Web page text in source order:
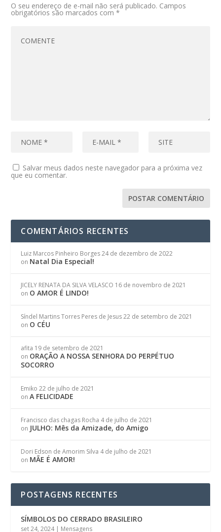
O seu endereço de e-mail não será publicado. Campos
obrigatórios são marcados com*
Salvar meus dados neste navegador para a próxima vez
que eu comentar.
COMENTÁRIOS RECENTES
Luiz Marcos Pinheiro Borges 24 de dezembro de 2022
on Natal Dia Especial!
JICELY RENATA DA SILVA VELASCO 16 de novembro de 2021
on O AMOR É LINDO!
Síndel Martins Torres Peres de Jesus 22 de setembro de 2021
on O CÉU
afita 19 de setembro de 2021
on ORAÇÃO A NOSSA SENHORA DO PERPÉTUO
SOCORRO
Emiko 22 de julho de 2021
onA FELICIDADE
Francisco das chagas Rocha 4 de julho de 2021
on JULHO: Mês da Amizade, do Amigo
Dori Edson de Amorim Silva 4 de julho de 2021
on MÃE É AMOR!
POSTAGENS RECENTES
SÍMBOLOS DO CERRADO BRASILEIRO
set 24, 2024| Mensagens